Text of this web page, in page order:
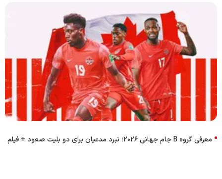
معرفی گروه B جام جهانی ۲۰۲۶؛ نبرد مدعیان برای دو بلیت صعود + فیلم